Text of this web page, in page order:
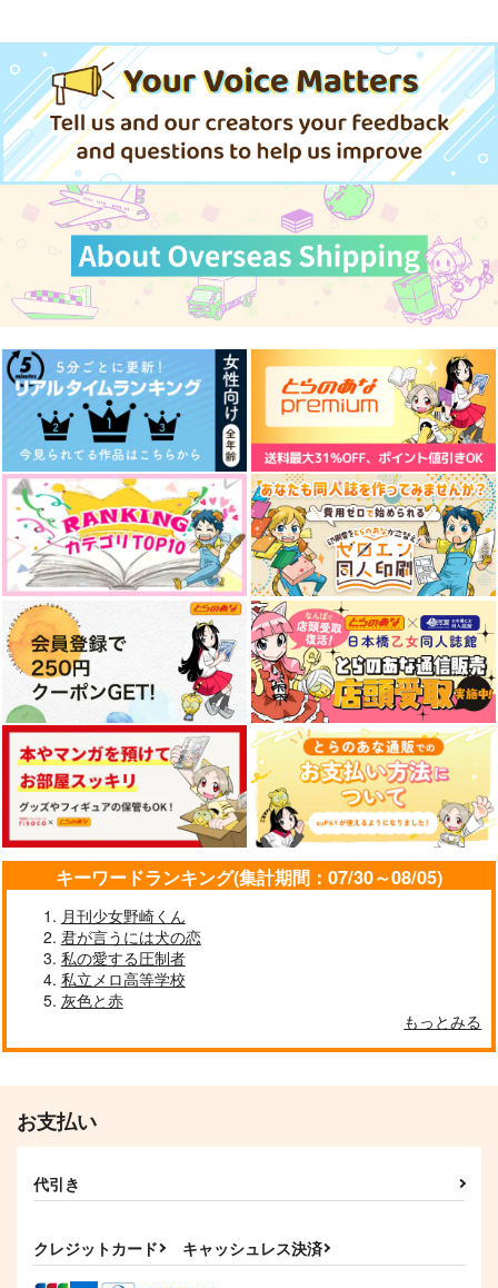
キーワードランキング(集計期間：07/30～08/05)
月刊少女野崎くん
君が言うには犬の恋
私の愛する圧制者
私立メロ高等学校
灰色と赤
もっとみる
お支払い
代引き
クレジットカード キャッシュレス決済